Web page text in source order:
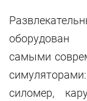
самыми
силомер,